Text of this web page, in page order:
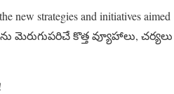
new strategies and initiatives aimed
మెరుగుపరిచే కొత్త వ్యూహాలు, చర్యలు